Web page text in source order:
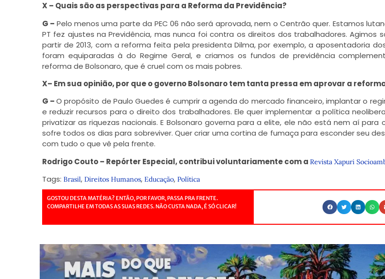
X – Quais são as perspectivas para a Reforma da Previdência?
G – Pelo menos uma parte da PEC 06 não será aprovada, nem o Centrão quer. Estamos
PT fez ajustes na Previdência, mas nunca foi contra os direitos dos trabalhadores. Agimos
partir de 2013, com a reforma feita pela presidenta Dilma, por exemplo, a aposentadoria
foram equiparadas à do Regime Geral, e criamos os fundos de previdência
reforma de Bolsonaro, que é cruel com os mais pobres.
X– Em sua opinião, por que o governo Bolsonaro tem tanta pressa em aprovar a
G –O propósito de Paulo Guedes é cumprir a agenda do mercado financeiro, implantar o
e reduzir recursos para o direito dos trabalhadores. Ele quer implementar a política
privatizar as riquezas nacionais. E Bolsonaro governa para a elite, ele não está nem aí para
sofre todos os dias para sobreviver. Quer criar uma cortina de fumaça para esconder seu
com tudo o que vê pela frente.
Rodrigo Couto – Repórter Especial, contribui voluntariamente com a Revista Xapuri
Tags: Brasil, Direitos Humanos, Educação, Política
GOSTOU DESTA MATÉRIA? ENTÃO, POR FAVOR, PASSA PRA FRENTE.
COMPARTILHE EM TODAS AS SUAS REDES. NÃO CUSTA NADA, É SÓ CLICAR!